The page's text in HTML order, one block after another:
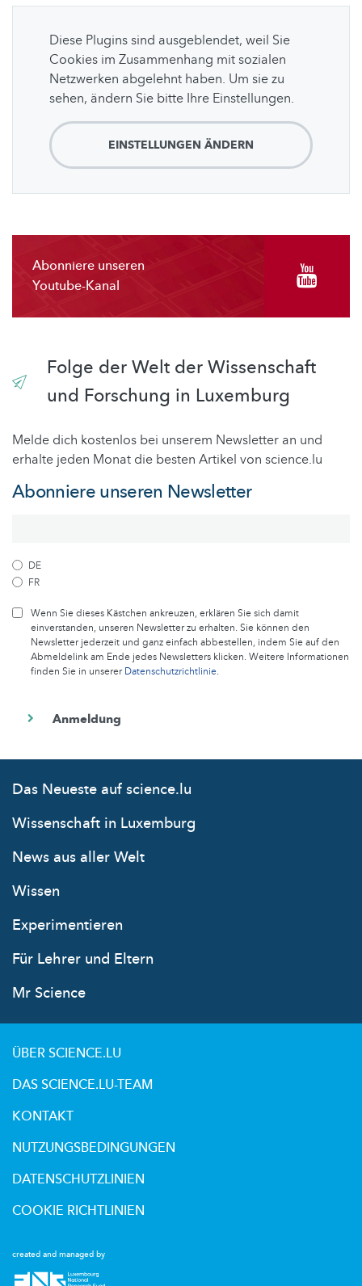
Diese Plugins sind ausgeblendet, weil Sie
Cookies im Zusammenhang mit sozialen
Netzwerken abgelehnt haben. Um sie zu
sehen, ändern Sie bitte Ihre Einstellungen.
EINSTELLUNGEN ÄNDERN
Abonniere unseren
Youtube-Kanal
Folge der Welt der Wissenschaft
und Forschung in Luxemburg
Melde dich kostenlos bei unserem Newsletter an und
erhalte jeden Monat die besten Artikel von science.lu
Abonniere unseren Newsletter
DE
FR
Wenn Sie dieses Kästchen ankreuzen, erklären Sie sich damit
einverstanden, unseren Newsletter zu erhalten. Sie können den
Newsletter jederzeit und ganz einfach abbestellen, indem Sie auf den
Abmeldelink am Ende jedes Newsletters klicken. Weitere Informationen
finden Sie in unsererDatenschutzrichtlinie.
Das Neueste auf science.lu
Wissenschaft in Luxemburg
News aus aller Welt
Wissen
Experimentieren
Für Lehrer und Eltern
Mr Science
created and managed by
ÜBER SCIENCE.LU
DAS SCIENCE.LU-TEAM
KONTAKT
NUTZUNGSBEDINGUNGEN
DATENSCHUTZLINIEN
COOKIE RICHTLINIEN